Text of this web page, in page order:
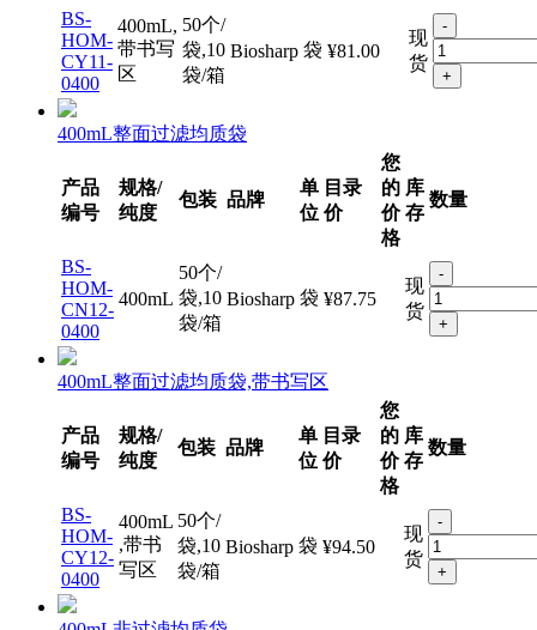
BS-
HOM-
CY11-
0400
400mL,
带书写
区
50个/
袋,10
袋/箱
Biosharp 袋 ¥81.00
现
货
+
400mL整面过滤均质袋
产品
编号
规格/
纯度
包装 品牌
单
位
目录
价
您
的
价
格
库
存
数量
BS-
HOM-
CN12-
0400
400mL
50个/
袋,10
袋/箱
Biosharp 袋 ¥87.75
现
货
-
+
400mL整面过滤均质袋,带书写区
产品
编号
规格/
纯度
包装 品牌
单
位
目录
价
您
的
价
格
库
存
数量
BS-
HOM-
CY12-
0400
400mL
,带书
写区
50个/
袋,10
袋/箱
Biosharp 袋 ¥94.50
现
货
-
+
400mL非过滤均质袋